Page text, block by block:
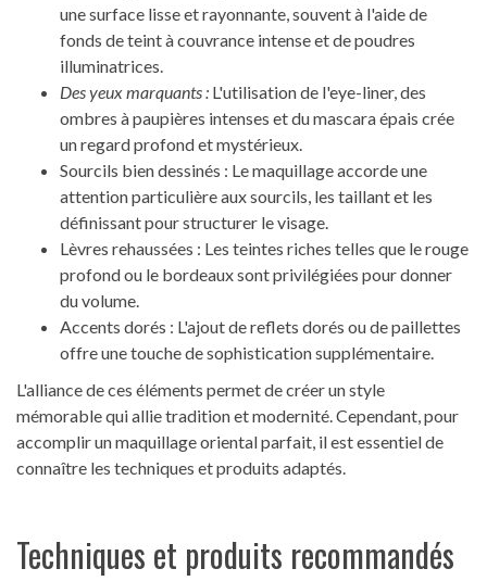
une surface lisse et rayonnante, souvent à l'aide de
fonds de teint à couvrance intense et de poudres
illuminatrices.
Des yeux marquants : L'utilisation de l'eye-liner, des
ombres à paupières intenses et du mascara épais crée
un regard profond et mystérieux.
Sourcils bien dessinés : Le maquillage accorde une
attention particulière aux sourcils, les taillant et les
définissant pour structurer le visage.
Lèvres rehaussées : Les teintes riches telles que le rouge
profond ou le bordeaux sont privilégiées pour donner
du volume.
Accents dorés : L'ajout de reflets dorés ou de paillettes
offre une touche de sophistication supplémentaire.
L'alliance de ces éléments permet de créer un style
mémorable qui allie tradition et modernité. Cependant, pour
accomplir un maquillage oriental parfait, il est essentiel de
connaître les techniques et produits adaptés.
Techniques et produits recommandés